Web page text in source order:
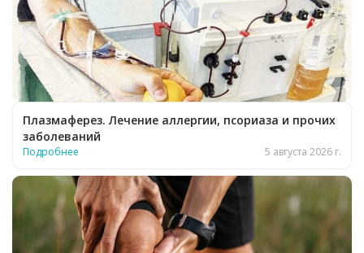
Плазмаферез. Лечение аллергии, псориаза и прочих
заболеваний
Подробнее 5 августа 2026 г.